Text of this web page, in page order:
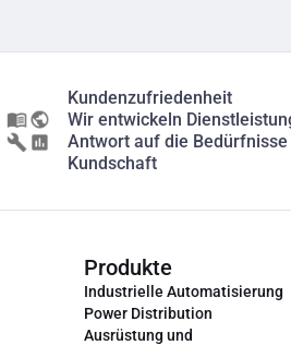
Kundenzufriedenheit
Wir entwickeln
Antwort auf die
Kundschaft
Produkte
Industrielle Automatisierung
Power Distribution
Ausrüstung und